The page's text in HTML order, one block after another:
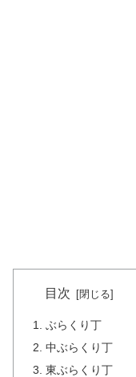
目次
ぶらくり丁
中ぶらくり丁
東ぶらくり丁